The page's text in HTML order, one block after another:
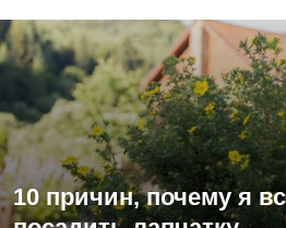
10 причин, почему я